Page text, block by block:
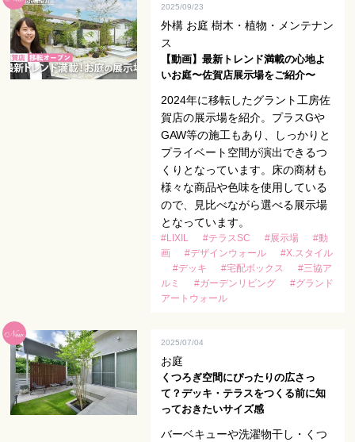
2025/09/23
外構 お庭 樹木・植物・メンテナン
ス
【動画】最新トレンド満載の心地よ
いお庭〜佐賀店展示場をご紹介〜
2024年に移転したグラント工房佐
賀店の展示場を紹介。プラスGや
GAW等の施工もあり、しっかりと
プライベート空間が演出できるつ
くりとなっています。床の商材も
様々な商品や色味を使用している
ので、見比べながら選べる展示場
となっています。
#LIXIL #テラスSC #展示場
#動
画
#デザインウォール
#X.スタイル
#デッキ
#宅配ボックス
#三協ア
ルミ
#ガーデンリビング
#グランド
アートウォール
2025/07/04
お庭
くつろぎ空間にぴったりの広さっ
て？デッキ・テラスをつくる前に知
っておきたいサイズ感
バーベキューや洗濯物干し・くつ